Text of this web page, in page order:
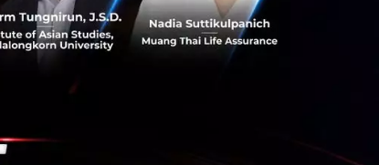
ว่า ตั้งแต่
งิน และวิธี
ทุนได้ง่าย
มื่อได้ทำ